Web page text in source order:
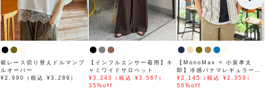
裾レース切り替えドルマンプ
ルオーバー
¥2,990（税込 ¥3,289）
【インフルエンサー着用】キ
ャミワイドサロペット
¥3,243（税込 ¥3,567）
35%off
【MonoMax × 小泉孝太
郎】冷感パナマレギュラーカ
ラー半袖シャツ「小泉孝太郎
さん着用モデル」
¥2,145（税込 ¥2,359）
50%off